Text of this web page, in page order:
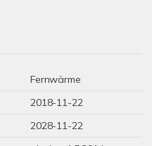
Fernwärme
2018-11-22
2028-11-22